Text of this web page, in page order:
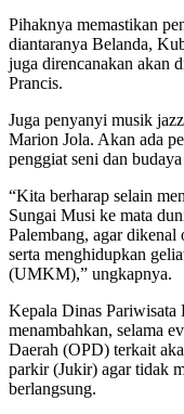
Pihaknya memastikan
diantaranya Belanda,
juga direncanakan akan
Prancis.
Juga penyanyi musik
Marion Jola. Akan ada
penggiat seni dan
“Kita berharap selain
Sungai Musi ke mata
Palembang, agar dikenal
serta menghidupkan
(UMKM),” ungkapnya.
Kepala Dinas Pariwisata
menambahkan, selama
Daerah (OPD) terkait
parkir (Jukir) agar tidak
berlangsung.